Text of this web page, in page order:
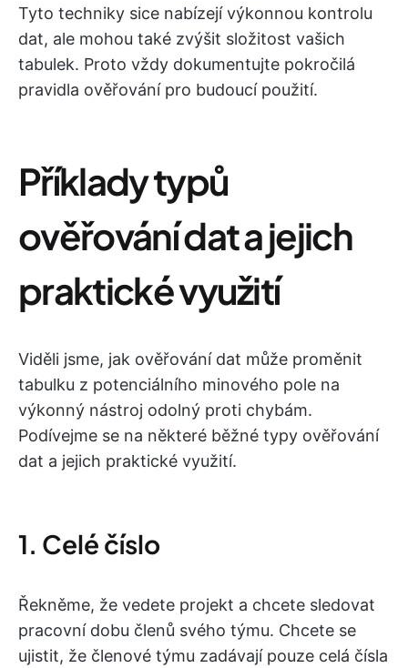
Tyto techniky sice nabízejí výkonnou kontrolu
dat, ale mohou také zvýšit složitost vašich
tabulek. Proto vždy dokumentujte pokročilá
pravidla ověřování pro budoucí použití.
Příklady typů
ověřování dat a jejich
praktické využití
Viděli jsme, jak ověřování dat může proměnit
tabulku z potenciálního minového pole na
výkonný nástroj odolný proti chybám.
Podívejme se na některé běžné typy ověřování
dat a jejich praktické využití.
1. Celé číslo
Řekněme, že vedete projekt a chcete sledovat
pracovní dobu členů svého týmu. Chcete se
ujistit, že členové týmu zadávají pouze celá čísla